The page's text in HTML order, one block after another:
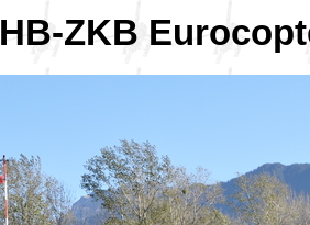
HB-ZKB